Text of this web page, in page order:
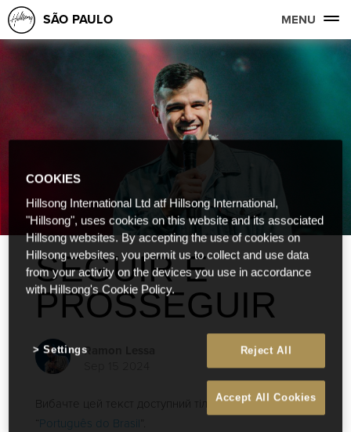
SÃO PAULO MENU
SEGUIR E
PROSSEGUIR
Ramon Lessa
Вибачте цей текст доступний тільки в “Englishі
“Português do Brasil”.
COOKIES
Hillsong International Ltd atf Hillsong International,
"Hillsong", uses cookies on this website and its associated
Hillsong websites. By accepting the use of cookies on
Hillsong websites, you permit us to collect and use data
from your activity on the devices you use in accordance
with Hillsong's Cookie Policy.
Reject All
Accept All Cookies
Settings